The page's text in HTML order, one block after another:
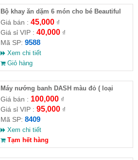
Bộ khay ăn dặm 6 món cho bé Beautiful
life (hình gấu - ko hộp )
Giá bán : 45,000₫
Giá sỉ VIP : 40,000₫
Mã SP: 9588
Xem chi tiết
Giỏ hàng
Máy nướng banh DASH màu đỏ ( loại
chuẩn )
Giá bán : 100,000₫
Giá sỉ VIP : 95,000₫
Mã SP: 8409
Xem chi tiết
Tạm hết hàng